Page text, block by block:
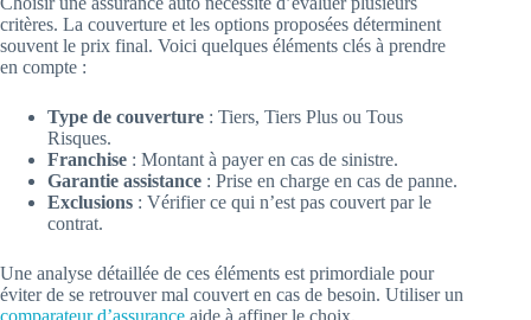
critères. La couverture et les options proposées déterminent
souvent le prix final. Voici quelques éléments clés à prendre
en compte :
Type de couverture : Tiers, Tiers Plus ou Tous
Risques.
Franchise : Montant à payer en cas de sinistre.
Garantie assistance : Prise en charge en cas de panne.
Exclusions : Vérifier ce qui n’est pas couvert par le
contrat.
Une analyse détaillée de ces éléments est primordiale pour
éviter de se retrouver mal couvert en cas de besoin. Utiliser un
comparateur d’assurance aide à affiner le choix.